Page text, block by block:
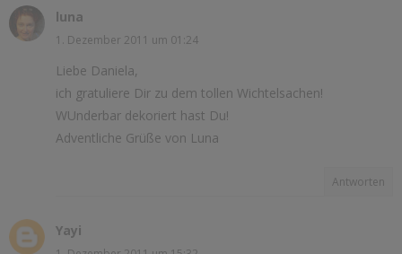
luna
1. Dezember 2011 um 01:24
Liebe Daniela,
ich gratuliere Dir zu dem tollen Wichtelsachen!
WUnderbar dekoriert hast Du!
Adventliche Grüße von Luna
Antworten
Yayi